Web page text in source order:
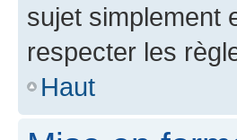
sujet simplement
respecter les
Haut